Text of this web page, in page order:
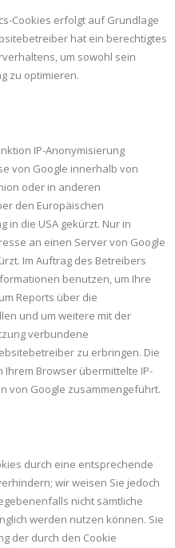
Cookies erfolgt auf Grundlage
hat ein berechtigtes
um sowohl sein
zu optimieren.
IP-Anonymisierung
von Google innerhalb von
oder in anderen
den Europäischen
in die USA gekürzt. Nur in
an einen Server von Google
Im Auftrag des Betreibers
benutzen, um Ihre
Reports über die
und um weitere mit der
verbundene
zu erbringen. Die
Ihrem Browser übermittelte IP-
von Google zusammengeführt.
durch eine entsprechende
wir weisen Sie jedoch
nicht sämtliche
werden nutzen können. Sie
der durch den Cookie